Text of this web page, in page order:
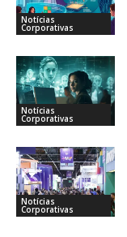
Notícias
Corporativas
Notícias
Corporativas
Notícias
Corporativas